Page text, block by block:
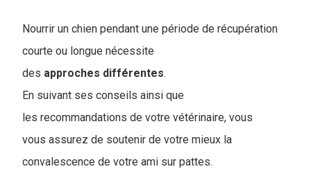
Nourrir un chien pendant une période de récupération
courte ou longue nécessite
des approches différentes.
En suivant ses conseils ainsi que
les recommandations de votre vétérinaire, vous
vous assurez de soutenir de votre mieux la
convalescence de votre ami sur pattes.